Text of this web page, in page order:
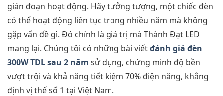
gián đoạn hoạt động. Hãy tưởng tượng, một chiếc đèn
có thể hoạt động liên tục trong nhiều năm mà không
gặp vấn đề gì. Đó chính là giá trị mà Thành Đạt LED
mang lại. Chúng tôi có những bài viếtđánh giá đèn
300W TDL sau 2 năm sử dụng, chứng minh độ bền
vượt trội và khả năng tiết kiệm 70% điện năng, khẳng
định vị thế số 1 tại Việt Nam.